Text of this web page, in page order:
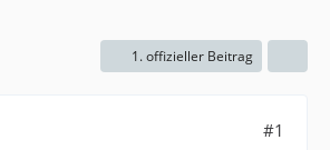
1. offizieller Beitrag
#1